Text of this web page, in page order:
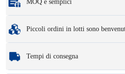
Le opzioni di personalizzazione
MOQ e semplici
Campioni: i campioni disponibili e
Piccoli ordini in lotti sono
aiutarti a ottenere i prodotti di cui hai
Tempi di consegna